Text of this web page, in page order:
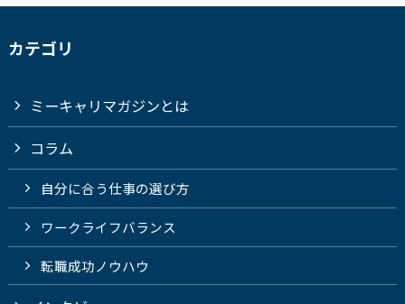
カテゴリ
ミーキャリマガジンとは
コラム
自分に合う仕事の選び方
ワークライフバランス
転職成功ノウハウ